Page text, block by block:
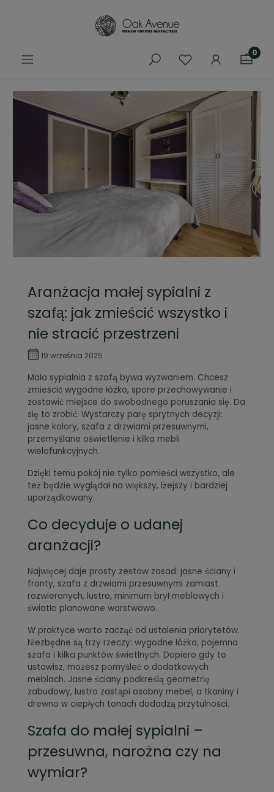
0
Aranżacja małej sypialni z
szafą: jak zmieścić wszystko i
nie stracić przestrzeni
19 września 2025
Mała sypialnia z szafą bywa wyzwaniem. Chcesz
zmieścić wygodne łóżko, spore przechowywanie i
zostawić miejsce do swobodnego poruszania się. Da
się to zrobić. Wystarczy parę sprytnych decyzji:
jasne kolory, szafa z drzwiami przesuwnymi,
przemyślane oświetlenie i kilka mebli
wielofunkcyjnych.
Dzięki temu pokój nie tylko pomieści wszystko, ale
też będzie wyglądał na większy, lżejszy i bardziej
uporządkowany.
Co decyduje o udanej
aranżacji?
Najwięcej daje prosty zestaw zasad: jasne ściany i
fronty, szafa z drzwiami przesuwnymi zamiast
rozwieranych, lustro, minimum brył meblowych i
światło planowane warstwowo.
W praktyce warto zacząć od ustalenia priorytetów.
Niezbędne są trzy rzeczy: wygodne łóżko, pojemna
szafa i kilka punktów świetlnych. Dopiero gdy to
ustawisz, możesz pomyśleć o dodatkowych
meblach. Jasne ściany podkreślą geometrię
zabudowy, lustro zastąpi osobny mebel, a tkaniny i
drewno w ciepłych tonach dodadzą przytulności.
Szafa do małej sypialni –
przesuwna, narożna czy na
wymiar?